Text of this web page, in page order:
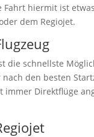
Fahrt hiermit ist
dem Regiojet.
die schnellste
den besten
immer Direktflüge